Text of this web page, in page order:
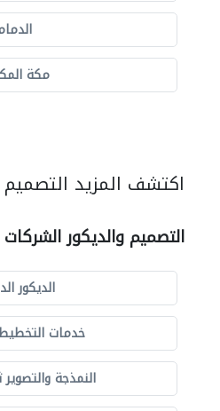
مكة
اكتشف المزيد التصميم
التصميم والديكور الشركات
الديكور
خدمات
النمذجة والتصوير